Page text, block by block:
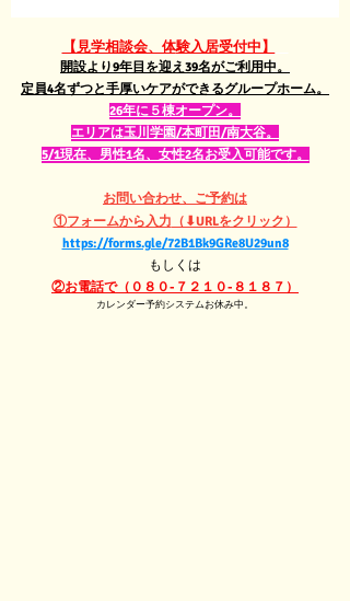
法人紹介
希望の樹まちだの法人紹介です
【見学相談会、体験入居受付中】
開設より9年目を迎え39名がご利用中。
定員4名ずつと手厚いケアができるグループホーム。
26年に５棟オープン。
エリアは玉川学園/本町田/南大谷。
5/1現在、男性1名、女性2名お受入可能です。
お問い合わせ、ご予約は
①フォームから入力 （⬇︎URLをクリック）
https://forms.gle/72B1Bk9GRe8U29un8
もしくは​
②お電話で（０８０-７２１０-８１８７）
カレンダー予約システムお休み中。